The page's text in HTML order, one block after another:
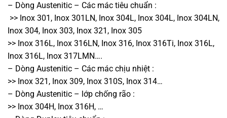
– Dòng Austenitic – Các mác tiêu chuẩn :
>> Inox 301, Inox 301LN, Inox 304L, Inox 304L, Inox 304LN,
Inox 304, Inox 303, Inox 321, Inox 305
>> Inox 316L, Inox 316LN, Inox 316, Inox 316Ti, Inox 316L,
Inox 316L, Inox 317LMN….
– Dòng Austenitic – Các mác chịu nhiệt :
>> Inox 321, Inox 309, Inox 310S, Inox 314…
– Dòng Austenitic – lớp chống rão :
>> Inox 304H, Inox 316H, …